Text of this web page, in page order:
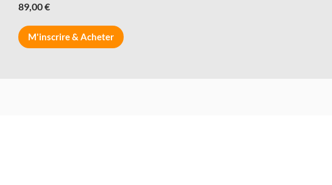
89,00 €
M'inscrire & Acheter